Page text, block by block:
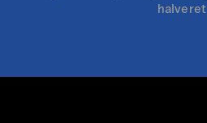
halveret